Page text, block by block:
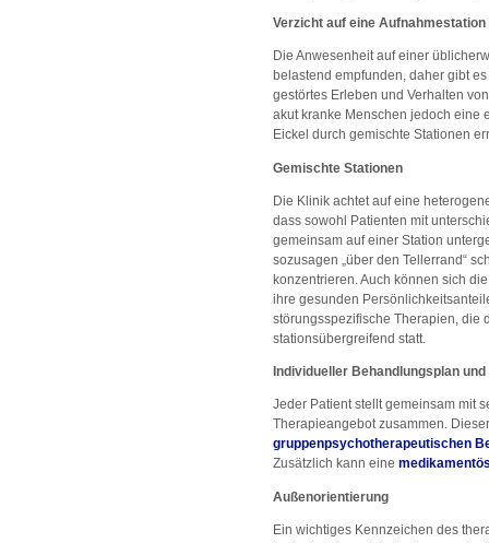
Verzicht auf eine Aufnahmestation
Die Anwesenheit auf einer
belastend empfunden, daher gibt
gestörtes Erleben und Verhalten
akut kranke Menschen jedoch eine
Eickel durch gemischte Stationen
Gemischte Stationen
Die Klinik achtet auf eine
dass sowohl Patienten mit
gemeinsam auf einer Station
sozusagen „über den Tellerrand“
konzentrieren. Auch können sich
ihre gesunden
störungsspezifische Therapien, die
stationsübergreifend statt.
Individueller Behandlungsplan
Jeder Patient stellt gemeinsam mit
Therapieangebot zusammen.
gruppenpsychotherapeutischen
Zusätzlich kann eine
Außenorientierung
Ein wichtiges Kennzeichen des